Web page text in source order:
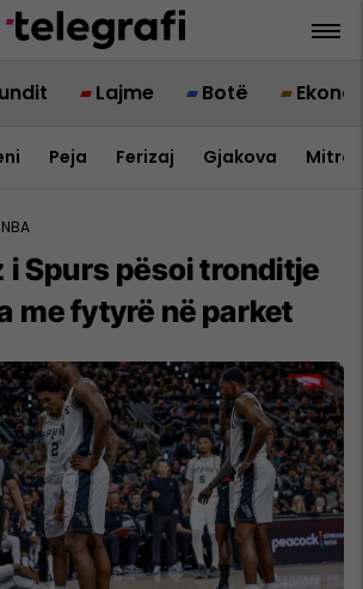
Lajme Botë
Peja Ferizaj Gjakova
NBA
i Spurs pësoi tronditje
me fytyrë në parket